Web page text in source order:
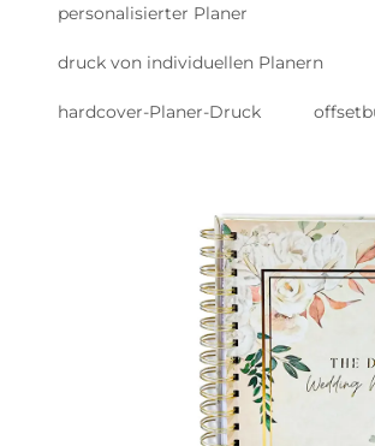
personalisierter Planer
druck von individuellen Planern
hardcover-Planer-Druck